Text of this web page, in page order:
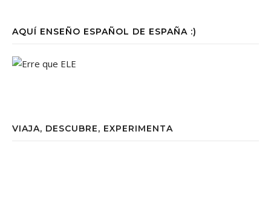
AQUÍ ENSEÑO ESPAÑOL DE ESPAÑA :)
VIAJA, DESCUBRE, EXPERIMENTA